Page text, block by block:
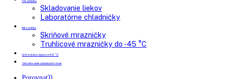
Kombinované chladničky
Chladničky
Skladovanie liekov
Laboratórne chladničky
Skriňové mrazničky
Truhlicové mrazničky do -45 °C